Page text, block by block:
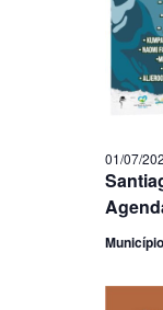
01/07/